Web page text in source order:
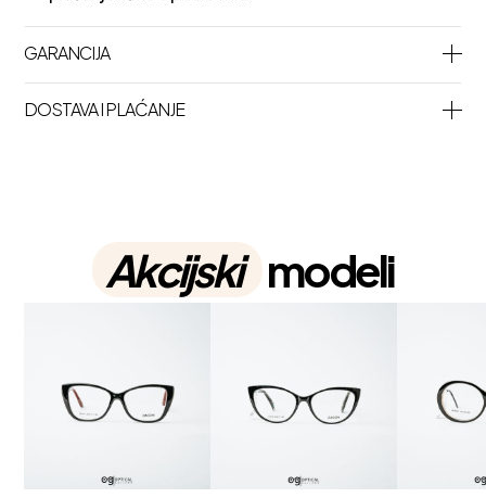
GARANCIJA
DOSTAVA I PLAĆANJE
Akcijski modeli